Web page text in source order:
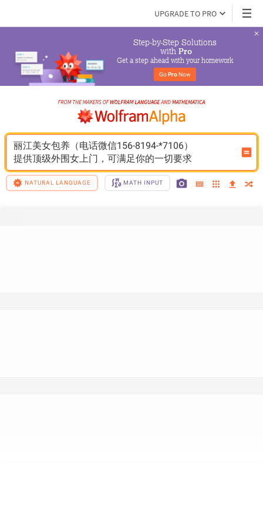
UPGRADE TO PRO
Step-by-Step Solutions
with Pro
Get a step ahead with your homework
Go Pro Now
丽江美女包养（电话微信156-8194-*7106）
提供顶级外围女上门，可满足你的一切要求
NATURAL LANGUAGE MATH INPUT